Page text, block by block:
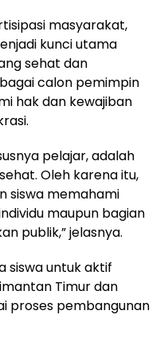
masyarakat,
kunci utama
sehat dan
calon pemimpin
hak dan kewajiban
pelajar, adalah
Oleh karena itu,
siswa memahami
maupun bagian
publik,” jelasnya.
siswa untuk aktif
Timur dan
proses pembangunan